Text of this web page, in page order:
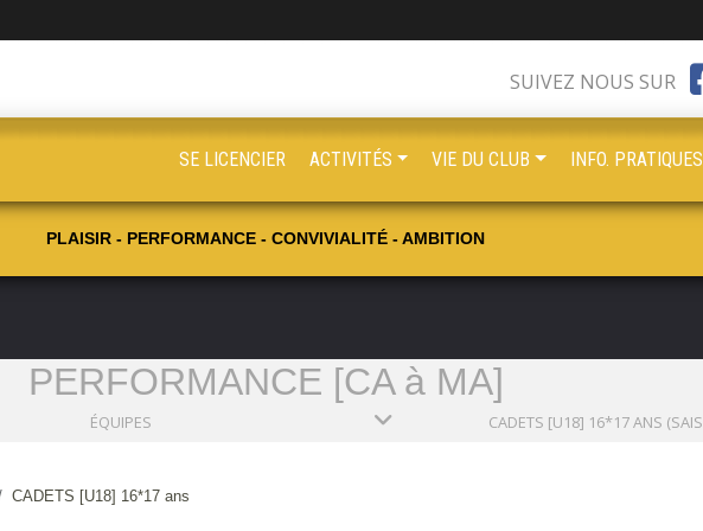
PLAISIR - PERFORMANCE - CONVIVIALITÉ - AMBITION
PERFORMANCE [CA à MA]
ÉQUIPES
CADETS [U18] 16*17 ans
SUIVEZ NOUS SUR
SE LICENCIER ACTIVITÉS VIE DU CLUB INFO. PRATIQUES